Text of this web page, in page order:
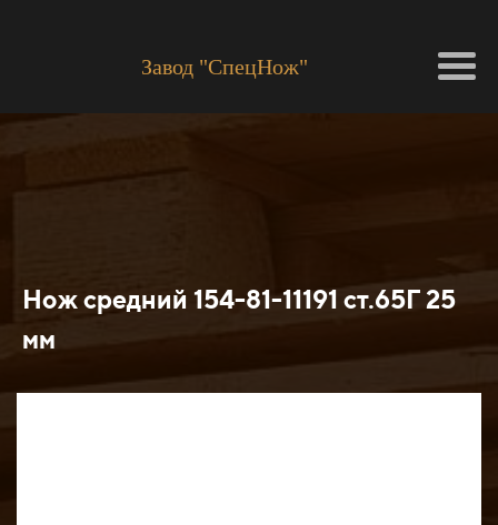
Завод "СпецНож"
Нож средний 154-81-11191 ст.65Г 25
мм